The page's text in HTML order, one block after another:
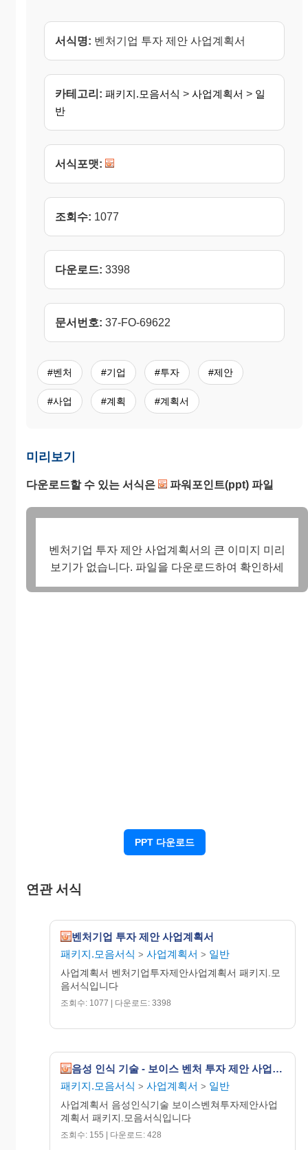
서식명: 벤처기업 투자 제안 사업계획서
카테고리: 패키지.모음서식 > 사업계획서 > 일
반
서식포맷:
조회수: 1077
다운로드: 3398
문서번호: 37-FO-69622
#벤처 #기업 #투자 #제안
#사업 #계획 #계획서
미리보기
다운로드할 수 있는 서식은 파워포인트(ppt) 파일
벤처기업 투자 제안 사업계획서의 큰 이미지 미리
보기가 없습니다. 파일을 다운로드하여 확인하세
요.
PPT 다운로드
연관 서식
벤처기업 투자 제안 사업계획서
패키지.모음서식 > 사업계획서 > 일반
사업계획서 벤처기업투자제안사업계획서 패키지.모
음서식입니다
조회수: 1077 | 다운로드: 3398
음성 인식 기술 - 보이스 벤처 투자 제안 사업계획서
패키지.모음서식 > 사업계획서 > 일반
사업계획서 음성인식기술 보이스벤쳐투자제안사업
계획서 패키지.모음서식입니다
조회수: 155 | 다운로드: 428